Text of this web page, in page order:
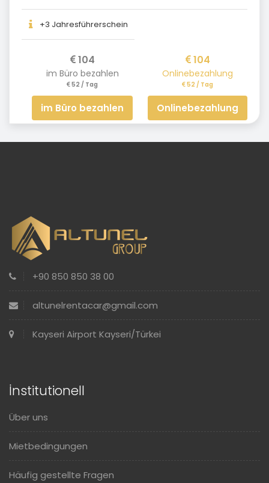
+3 Jahresführerschein
104
Onlinebezahlung
52 / Tag
Onlinebezahlung
104
im Büro bezahlen
52 / Tag
im Büro bezahlen
+90 850 850 38 00
altunelrentacar@gmail.com
Kayseri Airport Kayseri/Türkei
İnstitutionell
Über uns
Mietbedingungen
Häufig gestellte Fragen